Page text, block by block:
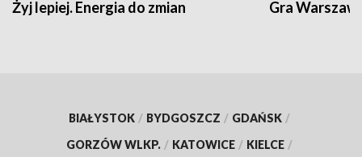
Żyj lepiej. Energia do zmian Gra
BIAŁYSTOK / BYDGOSZCZ / GDAŃSK /
GORZÓW WLKP. / KATOWICE / KIELCE /